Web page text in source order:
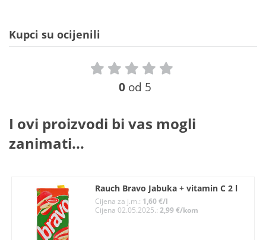
Kupci su ocijenili
0 od 5
I ovi proizvodi bi vas mogli
zanimati...
Rauch Bravo Jabuka + vitamin C 2 l
Cijena za j.m.: 1,60 €/l
Cijena 02.05.2025.:2,99 €/kom